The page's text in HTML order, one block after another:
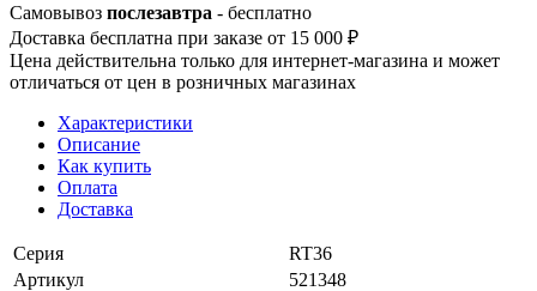
Самовывоз послезавтра - бесплатно
Доставка бесплатна при заказе от 15 000 ₽
Цена действительна только для интернет-магазина и может
отличаться от цен в розничных магазинах
Характеристики
Описание
Как купить
Оплата
Доставка
Серия
RT36
Артикул
521348